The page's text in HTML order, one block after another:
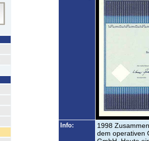
Info:
1998
dem operativen